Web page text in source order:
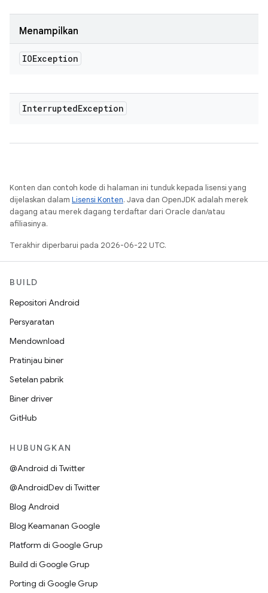
Menampilkan
IOException
InterruptedException
Konten dan contoh kode di halaman ini tunduk kepada lisensi yang
dijelaskan dalam Lisensi Konten. Java dan OpenJDK adalah merek
dagang atau merek dagang terdaftar dari Oracle dan/atau
afiliasinya.
Terakhir diperbarui pada 2026-06-22 UTC.
BUILD
Repositori Android
Persyaratan
Mendownload
Pratinjau biner
Setelan pabrik
Biner driver
GitHub
HUBUNGKAN
@Android di Twitter
@AndroidDev di Twitter
Blog Android
Blog Keamanan Google
Platform di Google Grup
Build di Google Grup
Porting di Google Grup